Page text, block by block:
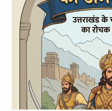
पृथ्वी की भूपर्पटी (Crust) पर भीषण
कारण ज़मीन का हिस्सा या तो ऊपर उठ
जमाव से पहाड़ का रूप ले लेता है। पर्वतों